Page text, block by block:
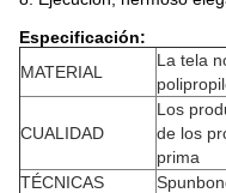
Especificación:
MATERIAL
La tela
CUALIDAD
Los
de los
prima
TÉCNICAS